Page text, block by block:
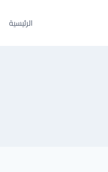
الرئيسية